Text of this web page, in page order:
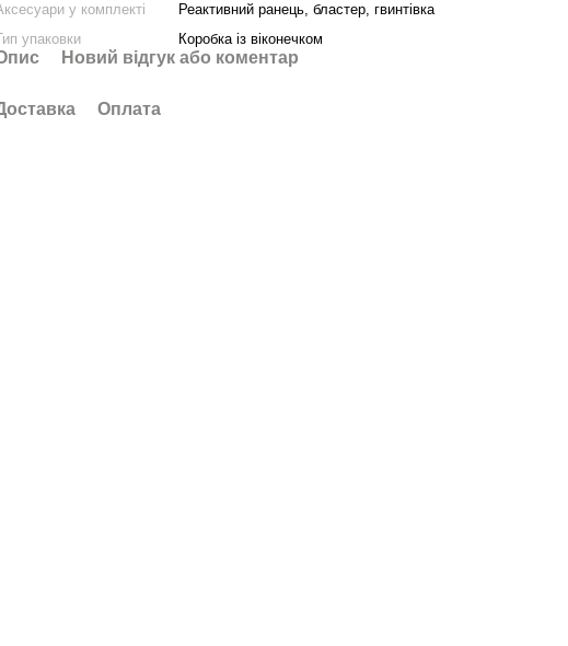
у комплекті
Реактивний ранець, бластер, гвинтівка
упаковки
Коробка із віконечком
Новий відгук або коментар
Оплата